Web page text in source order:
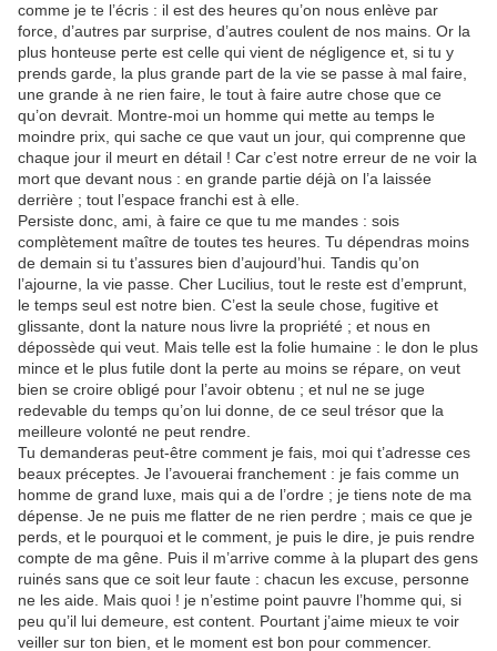
comme je te l’écris : il est des heures qu’on nous enlève par
force, d’autres par surprise, d’autres coulent de nos mains. Or la
plus honteuse perte est celle qui vient de négligence et, si tu y
prends garde, la plus grande part de la vie se passe à mal faire,
une grande à ne rien faire, le tout à faire autre chose que ce
qu’on devrait. Montre-moi un homme qui mette au temps le
moindre prix, qui sache ce que vaut un jour, qui comprenne que
chaque jour il meurt en détail ! Car c’est notre erreur de ne voir la
mort que devant nous : en grande partie déjà on l’a laissée
derrière ; tout l’espace franchi est à elle.
Persiste donc, ami, à faire ce que tu me mandes : sois
complètement maître de toutes tes heures. Tu dépendras moins
de demain si tu t’assures bien d’aujourd’hui. Tandis qu’on
l’ajourne, la vie passe. Cher Lucilius, tout le reste est d’emprunt,
le temps seul est notre bien. C’est la seule chose, fugitive et
glissante, dont la nature nous livre la propriété ; et nous en
dépossède qui veut. Mais telle est la folie humaine : le don le plus
mince et le plus futile dont la perte au moins se répare, on veut
bien se croire obligé pour l’avoir obtenu ; et nul ne se juge
redevable du temps qu’on lui donne, de ce seul trésor que la
meilleure volonté ne peut rendre.
Tu demanderas peut-être comment je fais, moi qui t’adresse ces
beaux préceptes. Je l’avouerai franchement : je fais comme un
homme de grand luxe, mais qui a de l’ordre ; je tiens note de ma
dépense. Je ne puis me flatter de ne rien perdre ; mais ce que je
perds, et le pourquoi et le comment, je puis le dire, je puis rendre
compte de ma gêne. Puis il m’arrive comme à la plupart des gens
ruinés sans que ce soit leur faute : chacun les excuse, personne
ne les aide. Mais quoi ! je n’estime point pauvre l’homme qui, si
peu qu’il lui demeure, est content. Pourtant j’aime mieux te voir
veiller sur ton bien, et le moment est bon pour commencer.